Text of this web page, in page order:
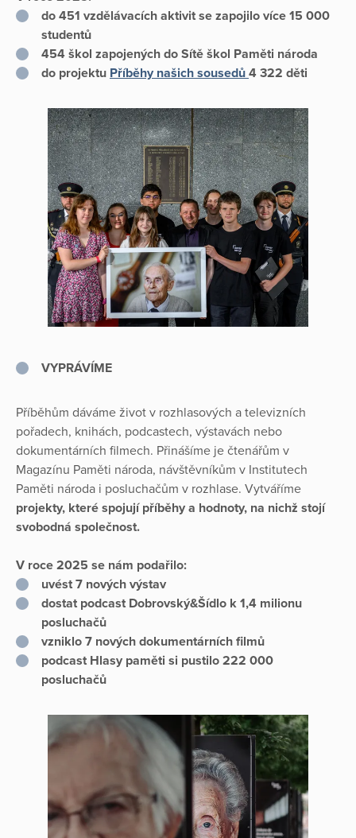
do 451 vzdělávacích aktivit se zapojilo více 15 000
studentů
454 škol zapojených do Sítě škol Paměti národa
do projektu Příběhy našich sousedů 4 322 děti
VYPRÁVÍME
Příběhům dáváme život v rozhlasových a televizních
pořadech, knihách, podcastech, výstavách nebo
dokumentárních filmech. Přinášíme je čtenářům v
Magazínu Paměti národa, návštěvníkům v Institutech
Paměti národa i posluchačům v rozhlase. Vytváříme
projekty, které spojují příběhy a hodnoty, na nichž stojí
svobodná společnost.
V roce 2025 se nám podařilo:
uvést 7 nových výstav
dostat podcast Dobrovský&Šídlo k 1,4 milionu
posluchačů
vzniklo 7 nových dokumentárních filmů
podcast Hlasy paměti si pustilo 222 000
posluchačů